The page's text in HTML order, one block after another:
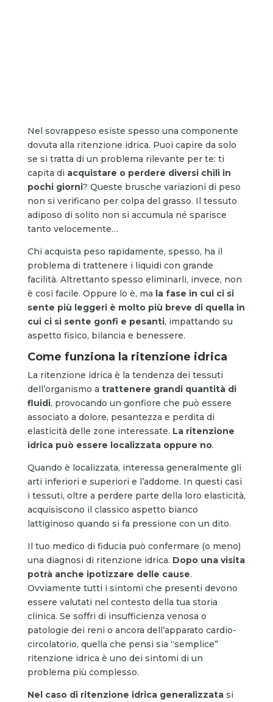
Nel sovrappeso esiste spesso una componente
dovuta alla ritenzione idrica. Puoi capire da solo
se si tratta di un problema rilevante per te: ti
capita di acquistare o perdere diversi chili in
pochi giorni? Queste brusche variazioni di peso
non si verificano per colpa del grasso. Il tessuto
adiposo di solito non si accumula né sparisce
tanto velocemente…
Chi acquista peso rapidamente, spesso, ha il
problema di trattenere i liquidi con grande
facilità. Altrettanto spesso eliminarli, invece, non
è così facile. Oppure lo è, ma la fase in cui ci si
sente più leggeri è molto più breve di quella in
cui ci si sente gonfi e pesanti, impattando su
aspetto fisico, bilancia e benessere.
Come funziona la ritenzione idrica
La ritenzione idrica è la tendenza dei tessuti
dell’organismo a trattenere grandi quantità di
fluidi, provocando un gonfiore che può essere
associato a dolore, pesantezza e perdita di
elasticità delle zone interessate. La ritenzione
idrica può essere localizzata oppure no.
Quando è localizzata, interessa generalmente gli
arti inferiori e superiori e l’addome. In questi casi
i tessuti, oltre a perdere parte della loro elasticità,
acquisiscono il classico aspetto bianco
lattiginoso quando si fa pressione con un dito.
Il tuo medico di fiducia può confermare (o meno)
una diagnosi di ritenzione idrica. Dopo una visita
potrà anche ipotizzare delle cause.
Ovviamente tutti i sintomi che presenti devono
essere valutati nel contesto della tua storia
clinica. Se soffri di insufficienza venosa o
patologie dei reni o ancora dell’apparato cardio-
circolatorio, quella che pensi sia “semplice”
ritenzione idrica è uno dei sintomi di un
problema più complesso.
Nel caso di ritenzione idrica generalizzatasi